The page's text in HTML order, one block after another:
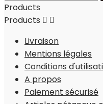
Products
Products  
Livraison
Mentions légales
Conditions
A propos
Paiement sécurisé